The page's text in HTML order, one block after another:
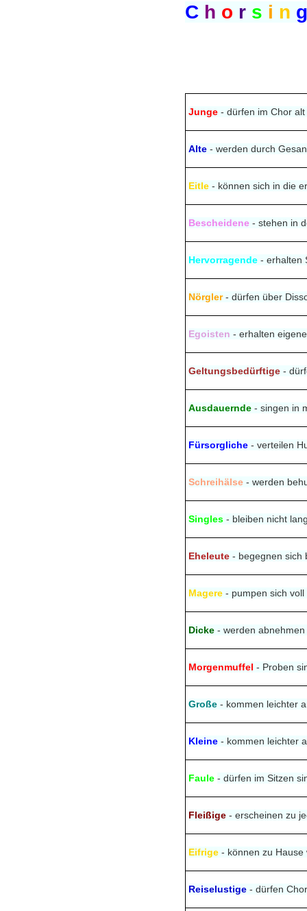
C h o r s i n g
Junge - dürfen im Chor
Alte - werden durch
Eitle - können sich in die
Bescheidene - stehen in
Hervorragende - erhalten
Nörgler- dürfen über
Egoisten - erhalten
Geltungsbedürftige -
Ausdauernde - singen in
Fürsorgliche - verteilen
Schreihälse - werden
Singles - bleiben nicht
Eheleute - begegnen sich
Magere - pumpen sich voll
Dicke - werden
Morgenmuffel - Proben
Große - kommen leichter
Kleine - kommen leichter
Faule - dürfen im Sitzen
Fleißige - erscheinen zu
Eifrige - können zu Hause
Reiselustige - dürfen